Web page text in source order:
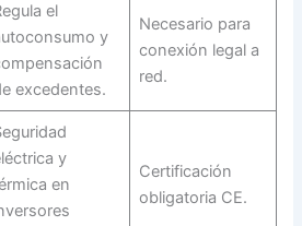
el
y
excedentes.
Necesario para
conexión legal a
red.
y
en
Certificación
obligatoria CE.